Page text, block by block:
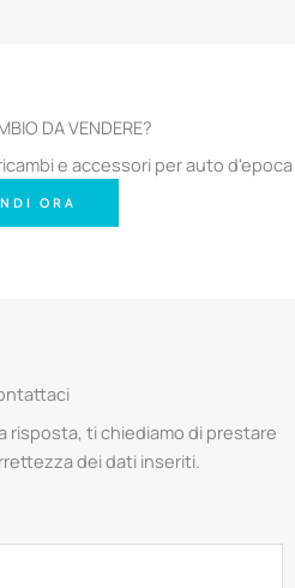
DA VENDERE?
e accessori per auto d'epoca
ORA
risposta, ti chiediamo di prestare
dei dati inseriti.